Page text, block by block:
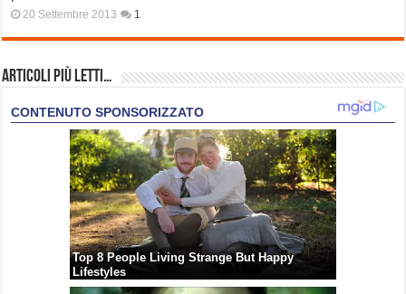
20 Settembre 2013 1
Articoli più Letti…